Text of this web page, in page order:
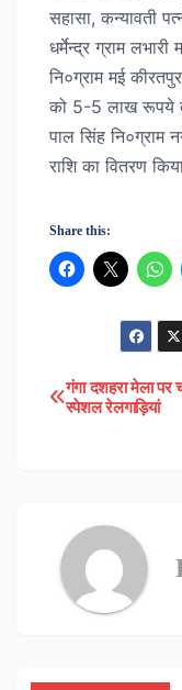
सहासा, कन्यावती
धर्मेन्द्र ग्राम
नि०ग्राम मई
को 5-5 लाख रूपये
पाल सिंह नि०ग्राम
राशि का वितरण
Share this:
Post
गंगा दशहरा मेला पर
स्पेशल रेलगाड़ियां